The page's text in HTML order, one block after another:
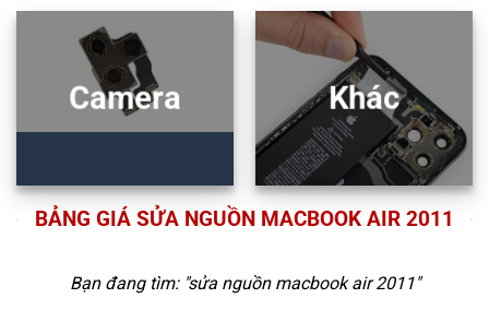
Camera Khác
BẢNG GIÁ SỬA NGUỒN MACBOOK AIR 2011
Bạn đang tìm: "sửa nguồn macbook air 2011"